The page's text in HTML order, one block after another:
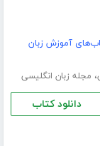
آموزش زبان
، مجله زبان انگلیسی
دانلود کتاب